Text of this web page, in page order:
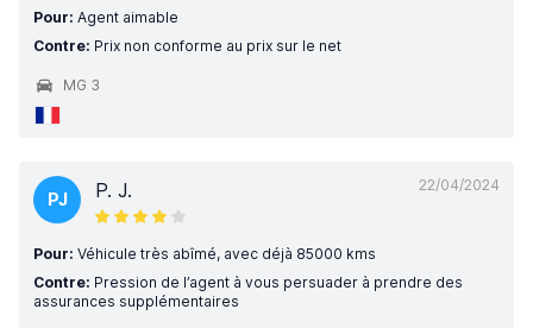
Pour: Agent aimable
Contre: Prix non conforme au prix sur le net
MG 3
22/04/2024
PJ P. J.
Pour: Véhicule très abîmé, avec déjà 85000 kms
Contre: Pression de l’agent à vous persuader à prendre des
assurances supplémentaires